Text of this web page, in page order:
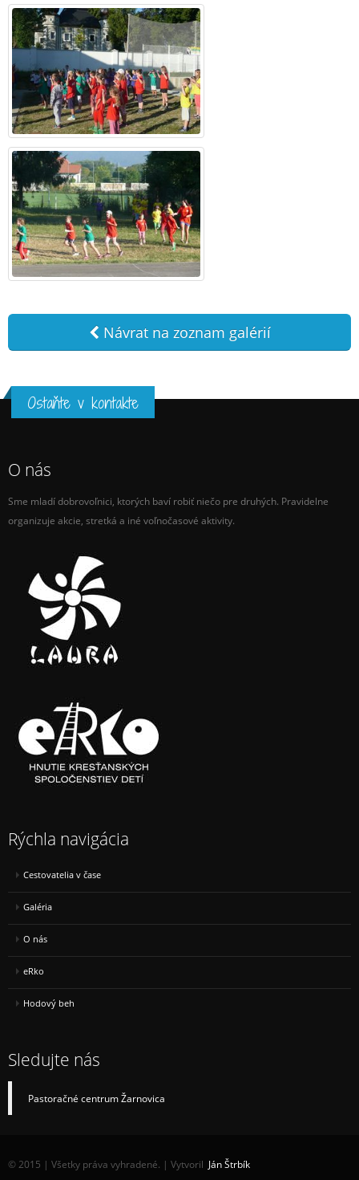
Návrat na zoznam galérií
Ostaňte v kontakte
O nás
Sme mladí dobrovoľnici, ktorých baví robiť niečo pre druhých. Pravidelne
organizuje akcie, stretká a iné voľnočasové aktivity.
Rýchla navigácia
Cestovatelia v čase
Galéria
O nás
eRko
Hodový beh
Sledujte nás
Pastoračné centrum Žarnovica
© 2015 | Všetky práva vyhradené. | Vytvoril Ján Štrbík